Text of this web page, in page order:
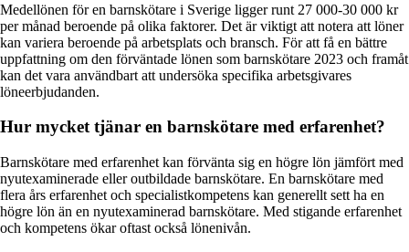
Medellönen för en barnskötare i Sverige ligger runt 27 000-30 000 kr
per månad beroende på olika faktorer. Det är viktigt att notera att löner
kan variera beroende på arbetsplats och bransch. För att få en bättre
uppfattning om den förväntade lönen som barnskötare 2023 och framåt
kan det vara användbart att undersöka specifika arbetsgivares
löneerbjudanden.
Hur mycket tjänar en barnskötare med erfarenhet?
Barnskötare med erfarenhet kan förvänta sig en högre lön jämfört med
nyutexaminerade eller outbildade barnskötare. En barnskötare med
flera års erfarenhet och specialistkompetens kan generellt sett ha en
högre lön än en nyutexaminerad barnskötare. Med stigande erfarenhet
och kompetens ökar oftast också lönenivån.